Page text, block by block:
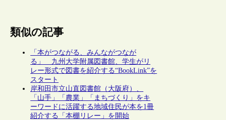
類似の記事
「本がつながる、みんながつなが
る」 九州大学附属図書館、学生がリ
レー形式で図書を紹介する“BookLink”を
スタート
岸和田市立山直図書館（大阪府）、
「山手」「農業」「まちづくり」をキ
ーワードに活躍する地域住民が本を1冊
紹介する「本棚リレー」を開始